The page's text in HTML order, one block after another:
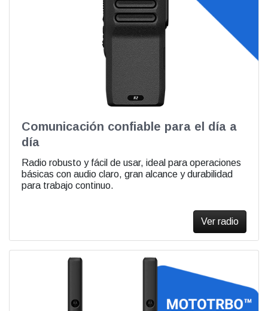
Comunicación confiable para el día a
día
Radio robusto y fácil de usar, ideal para operaciones
básicas con audio claro, gran alcance y durabilidad
para trabajo continuo.
Ver radio